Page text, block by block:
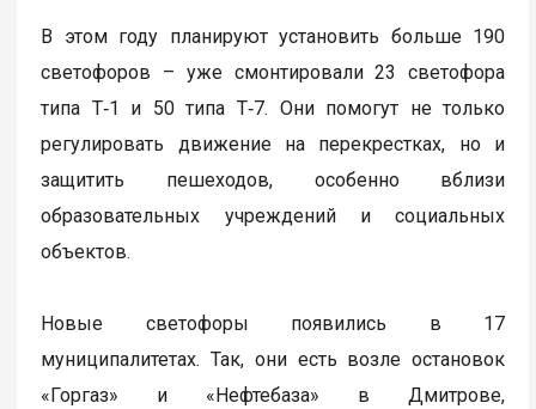
В этом году планируют установить больше 190
светофоров – уже смонтировали 23 светофора
типа Т‑1 и 50 типа Т‑7. Они помогут не только
регулировать движение на перекрестках, но и
защитить пешеходов, особенно вблизи
образовательных учреждений и социальных
объектов.
Новые светофоры появились в 17
муниципалитетах. Так, они есть возле остановок
«Горгаз» и «Нефтебаза» в Дмитрове,